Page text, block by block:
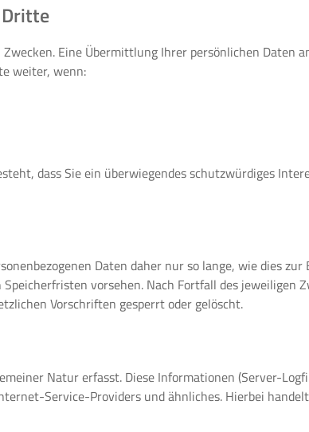
Eine Übermittlung Ihrer persönlichen Daten
weiter, wenn:
dass Sie ein überwiegendes schutzwürdiges
Daten daher nur so lange, wie dies zur
vorsehen. Nach Fortfall des jeweiligen
Vorschriften gesperrt oder gelöscht.
Natur erfasst. Diese Informationen (Server-
Service-Providers und ähnliches. Hierbei